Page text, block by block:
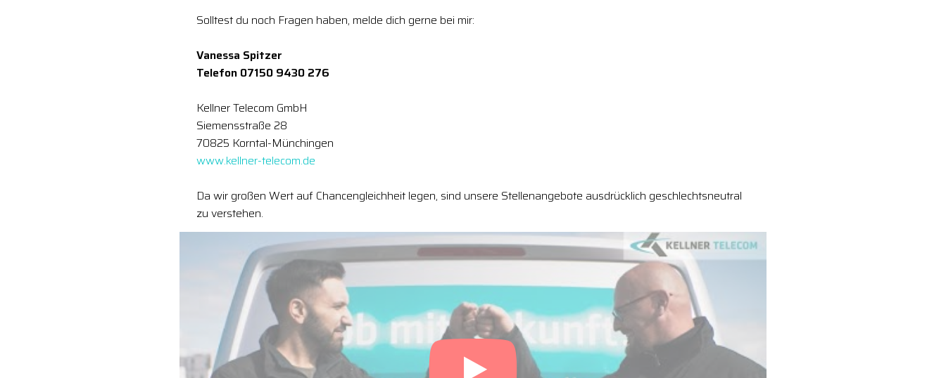
Solltest du noch Fragen haben, melde dich gerne bei mir:
Vanessa Spitzer
Telefon 07150 9430 276
Kellner Telecom GmbH
Siemensstraße 28
70825 Korntal-Münchingen
www.kellner-telecom.de
Da wir großen Wert auf Chancengleichheit legen, sind unsere Stellenangebote ausdrücklich geschlechtsneutral
zu verstehen.